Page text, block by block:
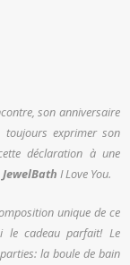
son anniversaire
exprimer son
déclaration à une
JewelBath I Love You.
unique de ce
le cadeau parfait! Le
la boule de bain